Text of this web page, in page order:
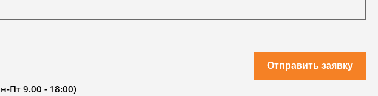
Пт 9.00 - 18:00)
Отправить заявку